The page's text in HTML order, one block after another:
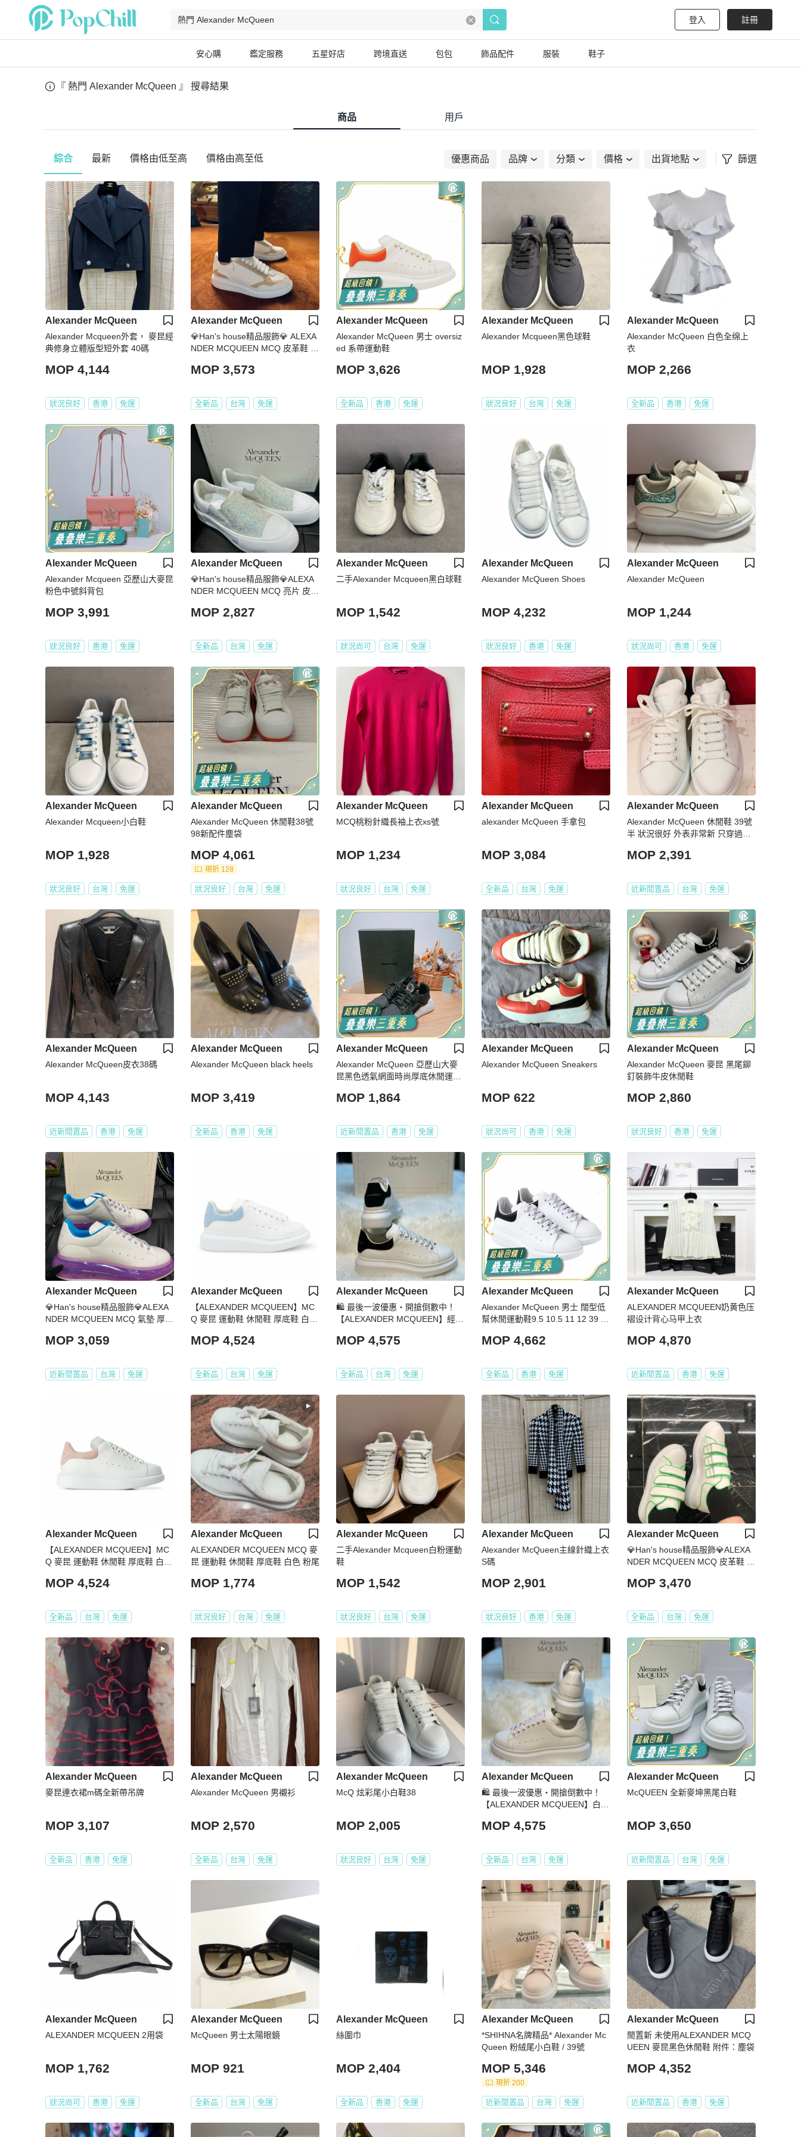
登入 註冊
安心購 鑑定服務 五星好店 跨境直送 包包 飾品配件 服裝 鞋子
『 熱門 Alexander McQueen 』 搜尋結果
商品 用戶
綜合 最新 價格由低至高 價格由高至低 優惠商品 品牌 分類 價格 出貨地點 篩選
Alexander McQueen
Alexander Mcqueen外套， 麥昆經
典修身立體版型短外套 40碼
MOP 4,144
狀況良好 香港 免運
Alexander McQueen
💎Han's house精品服飾💎 ALEXA
NDER MCQUEEN MCQ 皮革鞋 現
MOP 3,573
全新品 台灣 免運
Alexander McQueen
Alexander McQueen 男士 oversiz
ed 系帶運動鞋
MOP 3,626
全新品 香港 免運
Alexander McQueen
Alexander Mcqueen黑色球鞋
MOP 1,928
狀況良好 台灣 免運
Alexander McQueen
Alexander McQueen 白色全绵上
衣
MOP 2,266
全新品 香港 免運
Alexander McQueen
Alexander Mcqueen 亞歷山大麥昆
粉色中號斜背包
MOP 3,991
狀況良好 香港 免運
Alexander McQueen
💎Han's house精品服飾💎ALEXA
NDER MCQUEEN MCQ 亮片 皮革
MOP 2,827
全新品 台灣 免運
Alexander McQueen
二手Alexander Mcqueen黑白球鞋
MOP 1,542
狀況尚可 台灣 免運
Alexander McQueen
Alexander McQueen Shoes
MOP 4,232
狀況良好 香港 免運
Alexander McQueen
Alexander McQueen
MOP 1,244
狀況尚可 香港 免運
Alexander McQueen
Alexander Mcqueen小白鞋
MOP 1,928
狀況良好 台灣 免運
Alexander McQueen
Alexander McQueen 休閒鞋38號
98新配件塵袋
MOP 4,061
現折 128
狀況良好 台灣 免運
Alexander McQueen
MCQ桃粉針織長袖上衣xs號
MOP 1,234
狀況良好 台灣 免運
Alexander McQueen
alexander McQueen 手拿包
MOP 3,084
全新品 台灣 免運
Alexander McQueen
Alexander McQueen 休閒鞋 39號
半 狀況很好 外表非常新 只穿過一
MOP 2,391
近新閒置品 台灣 免運
Alexander McQueen
Alexander McQueen皮衣38碼
MOP 4,143
近新閒置品 香港 免運
Alexander McQueen
Alexander McQueen black heels
MOP 3,419
全新品 香港 免運
Alexander McQueen
Alexander McQueen 亞歷山大麥
昆黑色透氣網面時尚厚底休閒運動
MOP 1,864
近新閒置品 香港 免運
Alexander McQueen
Alexander McQueen Sneakers
MOP 622
狀況尚可 香港 免運
Alexander McQueen
Alexander McQueen 麥昆 黑尾鉚
釘裝飾牛皮休閒鞋
MOP 2,860
狀況良好 香港 免運
Alexander McQueen
💎Han's house精品服飾💎ALEXA
NDER MCQUEEN MCQ 氣墊 厚底
MOP 3,059
近新閒置品 台灣 免運
Alexander McQueen
【ALEXANDER MCQUEEN】MC
Q 麥昆 運動鞋 休閒鞋 厚底鞋 白色
8/38.5/39/40
MOP 4,524
全新品 台灣 免運
Alexander McQueen
🛍️ 最後一波優惠・開搶倒數中！
【ALEXANDER MCQUEEN】經典
MOP 4,575
全新品 台灣 免運
Alexander McQueen
Alexander McQueen 男士 闊型低
幫休閒運動鞋9.5 10.5 11 12 39 3
3.5 44 44.5 45 45.5 46 47 48 49
MOP 4,662
全新品 香港 免運
Alexander McQueen
ALEXANDER MCQUEEN奶黄色压
褶设计背心马甲上衣
MOP 4,870
近新閒置品 香港 免運
Alexander McQueen
【ALEXANDER MCQUEEN】MC
Q 麥昆 運動鞋 休閒鞋 厚底鞋 白色
8.5/39/40
MOP 4,524
全新品 台灣 免運
Alexander McQueen
ALEXANDER MCQUEEN MCQ 麥
昆 運動鞋 休閒鞋 厚底鞋 白色 粉尾
MOP 1,774
狀況良好 台灣 免運
Alexander McQueen
二手Alexander Mcqueen白粉運動
鞋
MOP 1,542
狀況良好 台灣 免運
Alexander McQueen
Alexander McQueen主線針織上衣
S碼
MOP 2,901
狀況良好 香港 免運
Alexander McQueen
💎Han's house精品服飾💎ALEXA
NDER MCQUEEN MCQ 皮革鞋 小
MOP 3,470
全新品 台灣 免運
Alexander McQueen
麥昆連衣裙m碼全新帶吊牌
MOP 3,107
全新品 香港 免運
Alexander McQueen
Alexander McQueen 男襯衫
MOP 2,570
全新品 台灣 免運
Alexander McQueen
McQ 炫彩尾小白鞋38
MOP 2,005
狀況良好 台灣 免運
Alexander McQueen
🛍️ 最後一波優惠・開搶倒數中！
【ALEXANDER MCQUEEN】白色
MOP 4,575
全新品 台灣 免運
Alexander McQueen
McQUEEN 全新麥坤黑尾白鞋
MOP 3,650
近新閒置品 台灣 免運
Alexander McQueen
ALEXANDER MCQUEEN 2用袋
MOP 1,762
狀況尚可 香港 免運
Alexander McQueen
McQueen 男士太陽眼鏡
MOP 921
全新品 台灣 免運
Alexander McQueen
絲圍巾
MOP 2,404
全新品 香港 免運
Alexander McQueen
*SHIHNA名牌精品* Alexander Mc
Queen 粉絨尾小白鞋 / 39號
MOP 5,346
現折 200
近新閒置品 台灣 免運
Alexander McQueen
閒置新 未使用ALEXANDER MCQ
UEEN 麥昆黑色休閒鞋 附件：塵袋
MOP 4,352
近新閒置品 香港 免運